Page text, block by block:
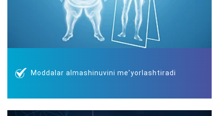
Moddalar almashinuvini meʼyorlashtiradi